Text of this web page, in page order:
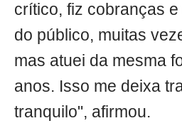
crítico, fiz cobranças
do público, muitas
mas atuei da mesma
anos. Isso me deixa
tranquilo", afirmou.